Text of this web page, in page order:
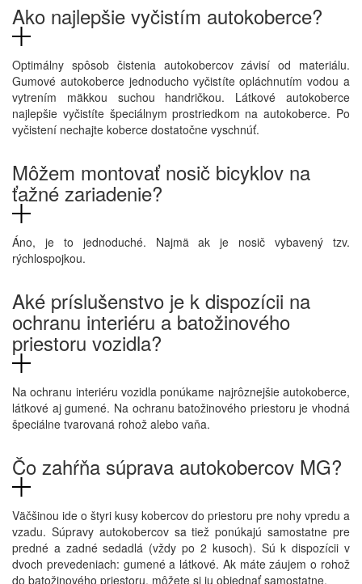
Ako najlepšie vyčistím autokoberce?
Optimálny spôsob čistenia autokobercov závisí od materiálu.
Gumové autokoberce jednoducho vyčistíte opláchnutím vodou a
vytrením mäkkou suchou handričkou. Látkové autokoberce
najlepšie vyčistíte špeciálnym prostriedkom na autokoberce. Po
vyčistení nechajte koberce dostatočne vyschnúť.
Môžem montovať nosič bicyklov na
ťažné zariadenie?
Áno, je to jednoduché. Najmä ak je nosič vybavený tzv.
rýchlospojkou.
Aké príslušenstvo je k dispozícii na
ochranu interiéru a batožinového
priestoru vozidla?
Na ochranu interiéru vozidla ponúkame najrôznejšie autokoberce,
látkové aj gumené. Na ochranu batožinového priestoru je vhodná
špeciálne tvarovaná rohož alebo vaňa.
Čo zahŕňa súprava autokobercov MG?
Väčšinou ide o štyri kusy kobercov do priestoru pre nohy vpredu a
vzadu. Súpravy autokobercov sa tiež ponúkajú samostatne pre
predné a zadné sedadlá (vždy po 2 kusoch). Sú k dispozícii v
dvoch prevedeniach: gumené a látkové. Ak máte záujem o rohož
do batožinového priestoru, môžete si ju objednať samostatne.